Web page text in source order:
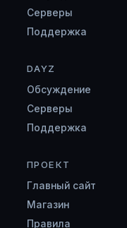
Серверы
Поддержка
DAYZ
Обсуждение
Серверы
Поддержка
ПРОЕКТ
Главный сайт
Магазин
Правила